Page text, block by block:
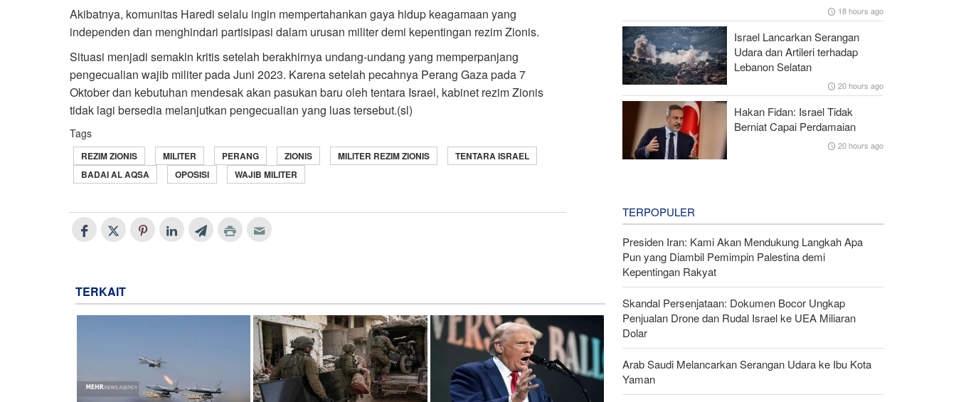
Akibatnya, komunitas Haredi selalu ingin mempertahankan gaya hidup keagamaan yang
independen dan menghindari partisipasi dalam urusan militer demi kepentingan rezim Zionis.
Situasi menjadi semakin kritis setelah berakhirnya undang-undang yang memperpanjang
pengecualian wajib militer pada Juni 2023. Karena setelah pecahnya Perang Gaza pada 7
Oktober dan kebutuhan mendesak akan pasukan baru oleh tentara Israel, kabinet rezim Zionis
tidak lagi bersedia melanjutkan pengecualian yang luas tersebut.(sl)
Tags
REZIM ZIONIS MILITER PERANG ZIONIS MILITER REZIM ZIONIS
TENTARA ISRAEL
BADAI AL AQSA
OPOSISI WAJIB MILITER
TERKAIT
18 hours ago
Israel Lancarkan Serangan
Udara dan Artileri terhadap
Lebanon Selatan
20 hours ago
Hakan Fidan: Israel Tidak
Berniat Capai Perdamaian
20 hours ago
TERPOPULER
Presiden Iran: Kami Akan Mendukung Langkah Apa
Pun yang Diambil Pemimpin Palestina demi
Kepentingan Rakyat
Skandal Persenjataan: Dokumen Bocor Ungkap
Penjualan Drone dan Rudal Israel ke UEA Miliaran
Dolar
Arab Saudi Melancarkan Serangan Udara ke Ibu Kota
Yaman